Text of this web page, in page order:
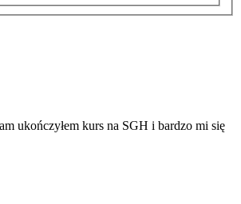
ukończyłem kurs na SGH i bardzo mi się